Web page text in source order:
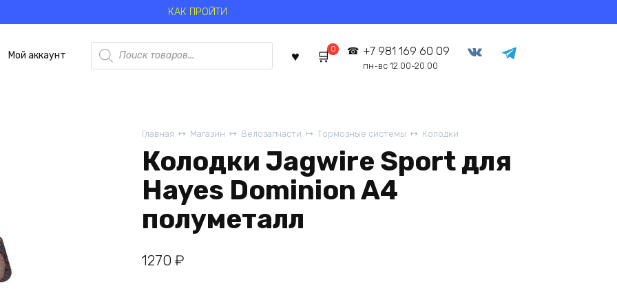
КАК ПРОЙТИ
Мой аккаунт
Поиск
товаров
0 +7 981 169 60 09
пн-вс 12.00-20.00
Главная
Магазин Велозапчасти Тормозные системы Колодки
Колодки Jagwire Sport для
Hayes Dominion A4
полуметалл
1270 ₽